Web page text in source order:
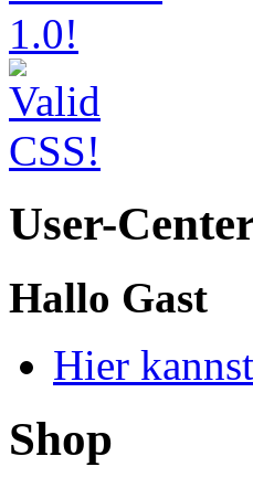
User-
Hallo Gast
Hier
Shop